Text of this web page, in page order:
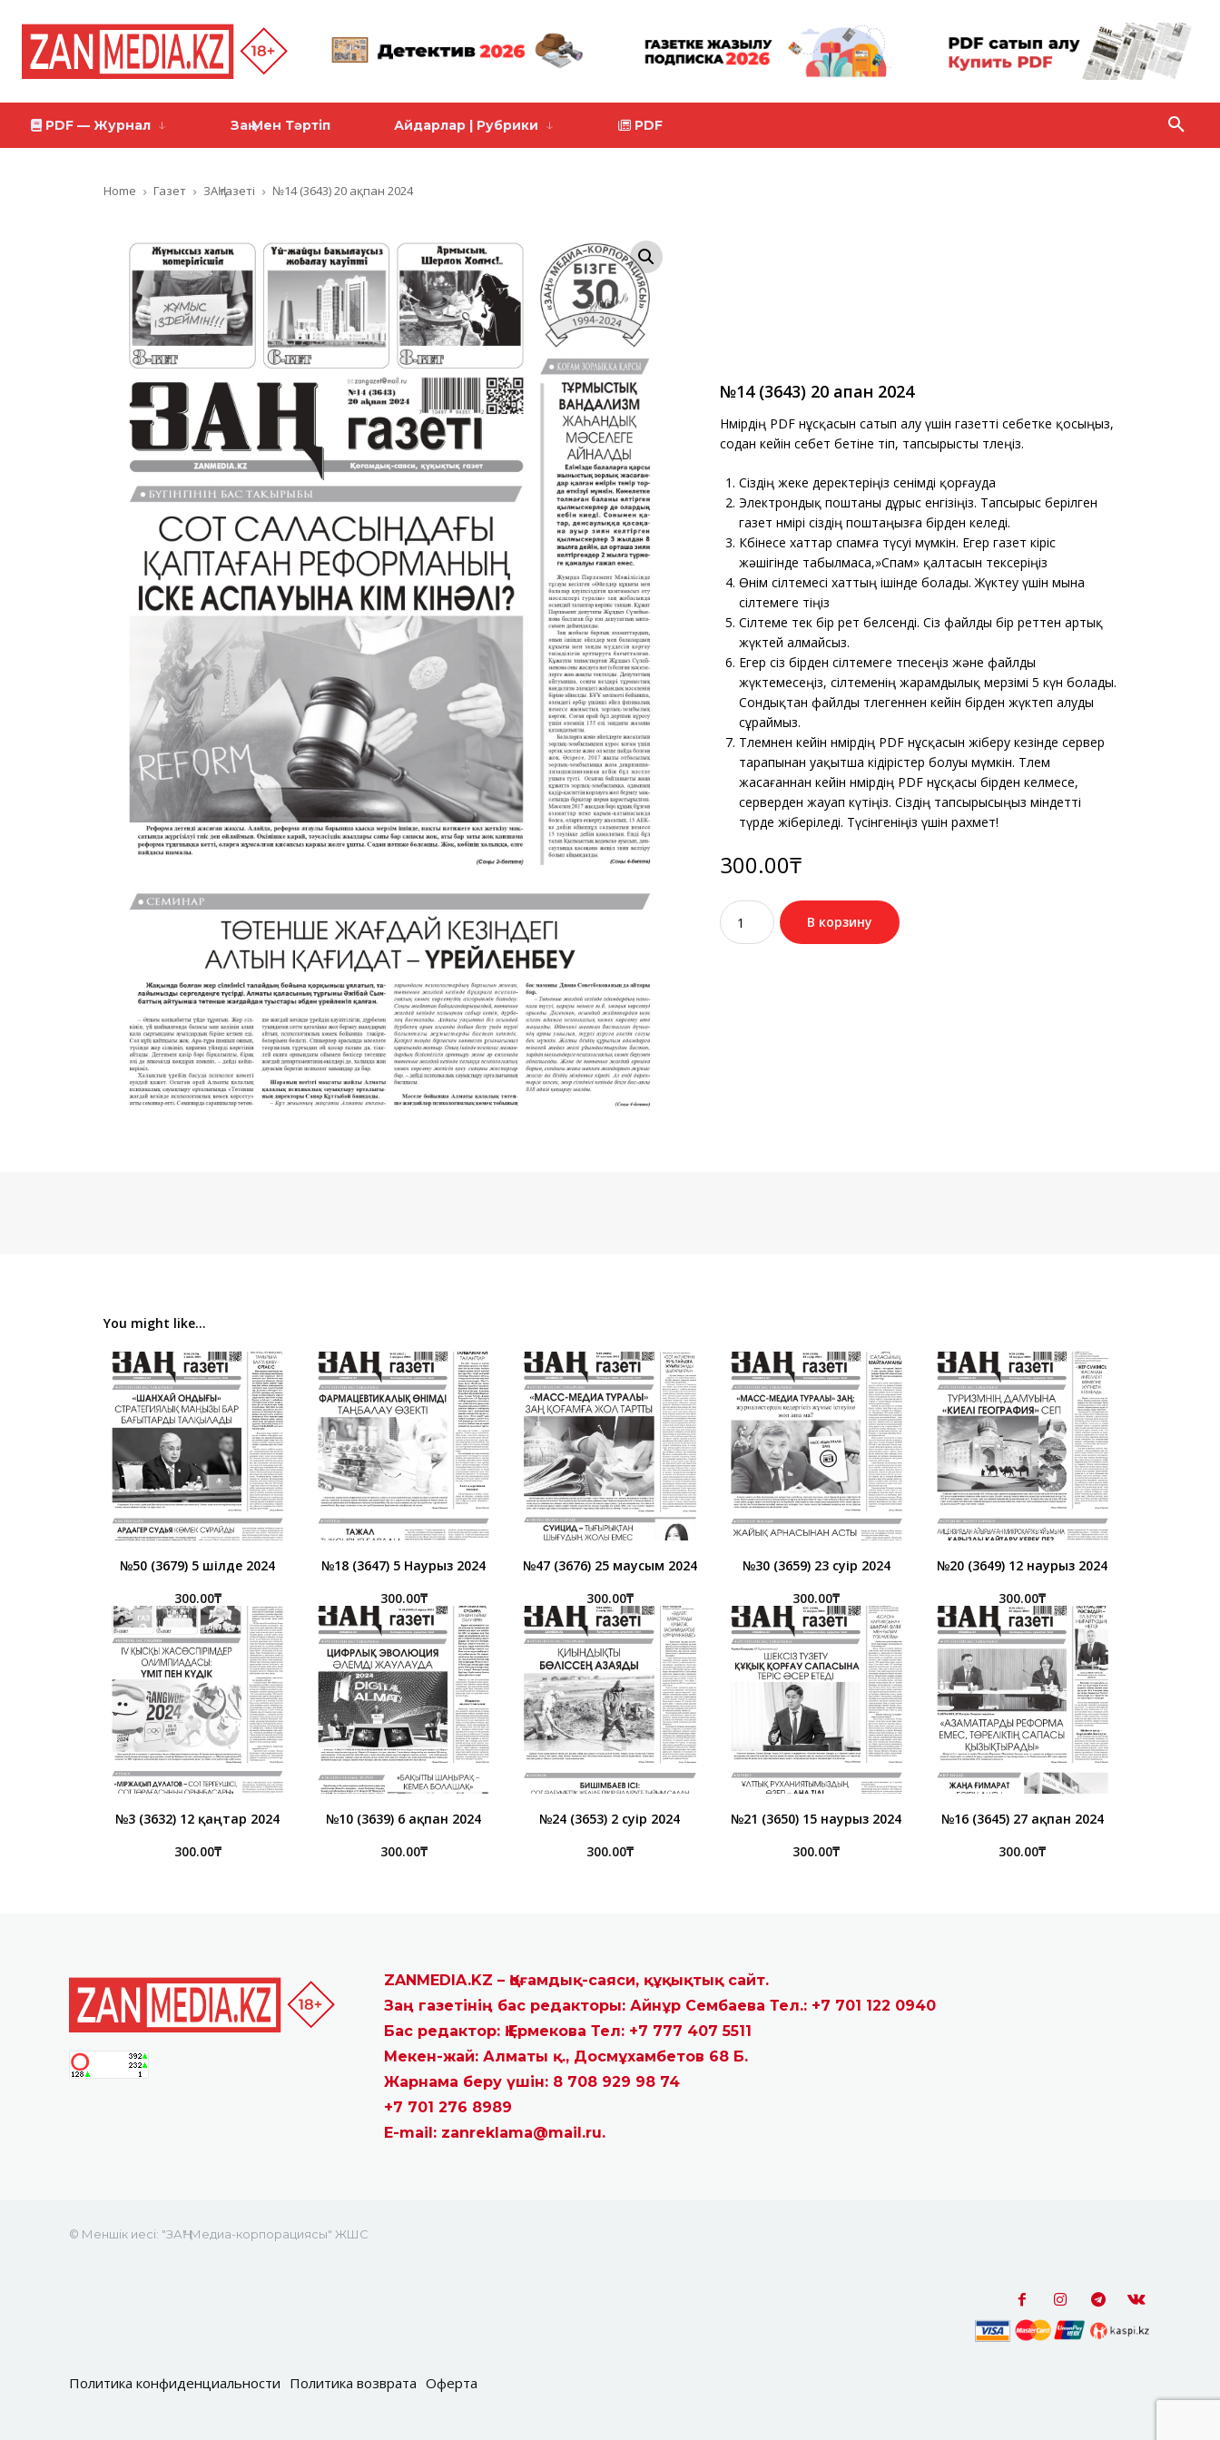
PDF — Журнал Заң Мен Тәртіп Айдарлар | Рубрики PDF
Home Газет ЗАҢ газеті №14 (3643) 20 ақпан 2024
№14 (3643) 20 ақпан 2024
Нөмірдің PDF нұсқасын сатып алу үшін газетті себетке қосыңыз,
содан кейін себет бетіне өтіп, тапсырысты төлеңіз.
Сіздің жеке деректеріңіз сенімді қорғауда
Электрондық поштаны дұрыс енгізіңіз. Тапсырыс берілген
газет нөмірі сіздің поштаңызға бірден келеді.
Көбінесе хаттар спамға түсуі мүмкін. Егер газет кіріс
жәшігінде табылмаса,»Спам» қалтасын тексеріңіз
Өнім сілтемесі хаттың ішінде болады. Жүктеу үшін мына
сілтемеге өтіңіз
Сілтеме тек бір рет белсенді. Сіз файлды бір реттен артық
жүктей алмайсыз.
Егер сіз бірден сілтемеге өтпесеңіз және файлды
жүктемесеңіз, сілтеменің жарамдылық мерзімі 5 күн болады.
Сондықтан файлды төлегеннен кейін бірден жүктеп алуды
сұраймыз.
Төлемнен кейін нөмірдің PDF нұсқасын жіберу кезінде сервер
тарапынан уақытша кідірістер болуы мүмкін. Төлем
жасағаннан кейін нөмірдің PDF нұсқасы бірден келмесе,
серверден жауап күтіңіз. Сіздің тапсырысыңыз міндетті
түрде жіберіледі. Түсінгеніңіз үшін рахмет!
300.00₸
Количество
товара
№14
В корзину
You might like...
№50 (3679) 5 шілде 2024
300.00₸
№18 (3647) 5 Наурыз 2024
300.00₸
№47 (3676) 25 маусым 2024
300.00₸
№30 (3659) 23 сәуір 2024
300.00₸
№20 (3649) 12 наурыз 2024
300.00₸
№3 (3632) 12 қаңтар 2024
300.00₸
№10 (3639) 6 ақпан 2024
300.00₸
№24 (3653) 2 сәуір 2024
300.00₸
№21 (3650) 15 наурыз 2024
300.00₸
№16 (3645) 27 ақпан 2024
300.00₸
ZANMEDIA.KZ – Қоғамдық-саяси, құқықтық сайт.
Заң газетінің бас редакторы: Айнұр Сембаева Тел.: +7 701 122 0940
Бас редактор: Қ.Ермекова Тел: +7 777 407 5511
Мекен-жай: Алматы қ., Досмұхамбетов 68 Б.
Жарнама беру үшін: 8 708 929 98 74
+7 701 276 8989
E-mail: zanreklama@mail.ru.
© Меншік иесі: "ЗАҢ" Медиа-корпорациясы" ЖШС
Политика конфиденциальности Политика возврата Оферта